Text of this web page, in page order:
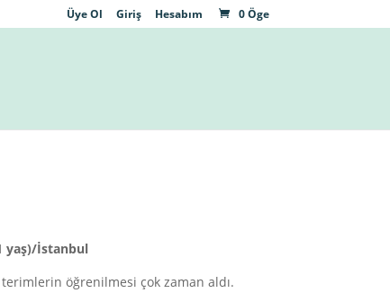
Üye Ol Giriş Hesabım 0 Öge
yaş)/İstanbul
öğrenilmesi çok zaman aldı.